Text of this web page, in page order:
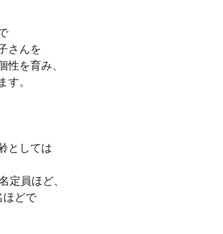
さんを
性を育み、
す。
としては
定員ほど、
ほどで